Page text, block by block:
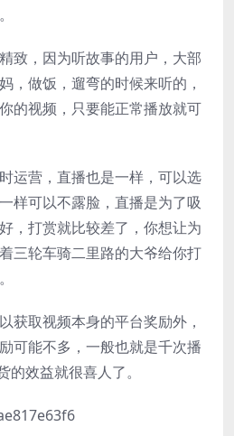
致，因为听故事的用户，大部
，做饭，遛弯的时候来听的，
的视频，只要能正常播放就可
运营，直播也是一样，可以选
样可以不露脸，直播是为了吸
，打赏就比较差了，你想让为
三轮车骑二里路的大爷给你打
获取视频本身的平台奖励外，
可能不多，一般也就是千次播
效益就很喜人了。